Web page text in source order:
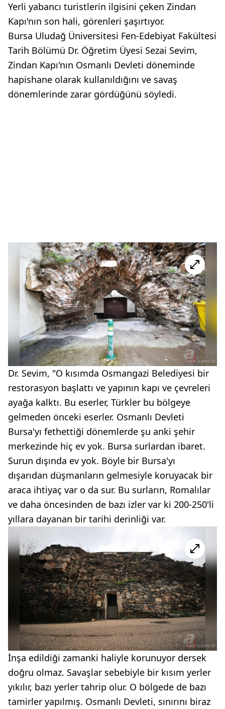
Yerli yabancı turistlerin ilgisini çeken Zindan
Kapı'nın son hali, görenleri şaşırtıyor.
Bursa Uludağ Üniversitesi Fen-Edebiyat Fakültesi
Tarih Bölümü Dr. Öğretim Üyesi Sezai Sevim,
Zindan Kapı'nın Osmanlı Devleti döneminde
hapishane olarak kullanıldığını ve savaş
dönemlerinde zarar gördüğünü söyledi.
Dr. Sevim, "O kısımda Osmangazi Belediyesi bir
restorasyon başlattı ve yapının kapı ve çevreleri
ayağa kalktı. Bu eserler, Türkler bu bölgeye
gelmeden önceki eserler. Osmanlı Devleti
Bursa'yı fethettiği dönemlerde şu anki şehir
merkezinde hiç ev yok. Bursa surlardan ibaret.
Surun dışında ev yok. Böyle bir Bursa'yı
dışarıdan düşmanların gelmesiyle koruyacak bir
araca ihtiyaç var o da sur. Bu surların, Romalılar
ve daha öncesinden de bazı izler var ki 200-250'li
yıllara dayanan bir tarihi derinliği var.
İnşa edildiği zamanki haliyle korunuyor dersek
doğru olmaz. Savaşlar sebebiyle bir kısım yerler
yıkılır, bazı yerler tahrip olur. O bölgede de bazı
tamirler yapılmış. Osmanlı Devleti, sınırını biraz